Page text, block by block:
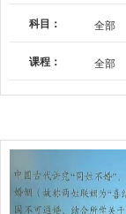
科目： 全部
课程： 全部